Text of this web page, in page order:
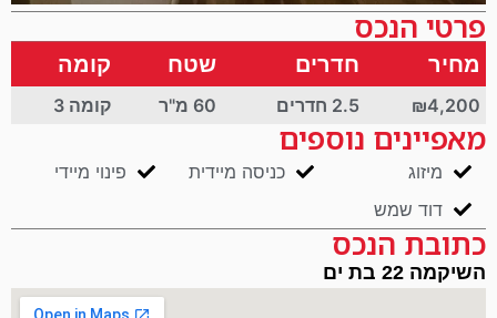
פרטי הנכס
מחיר חדרים שטח קומה
₪4,200 2.5 חדרים 60 מ"ר קומה 3
מאפיינים נוספים
מיזוג כניסה מיידית
פינוי מיידי
דוד שמש
כתובת הנכס
השיקמה 22 בת ים